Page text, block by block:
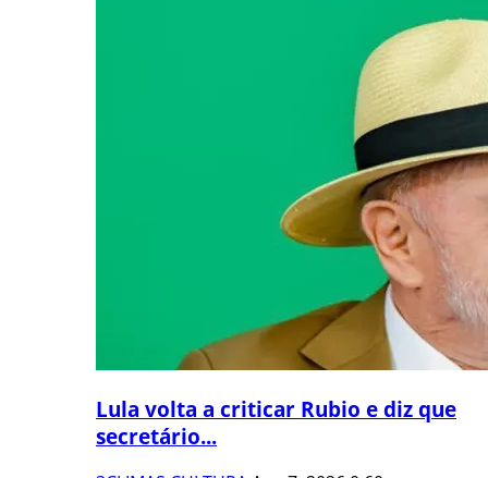
Lula volta a criticar Rubio e diz que
secretário...